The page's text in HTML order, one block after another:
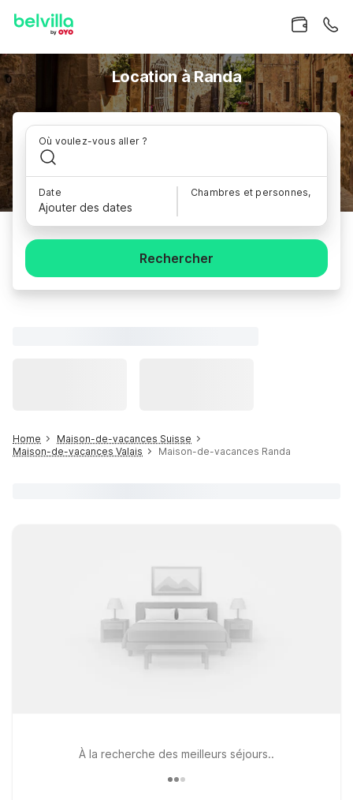
Location à Randa
Où voulez-vous aller ?
Date
Ajouter des dates
Chambres et personnes,
Rechercher
Home
Maison-de-vacances Suisse
Maison-de-vacances Valais
Maison-de-vacances Randa
À la recherche des meilleurs séjours..